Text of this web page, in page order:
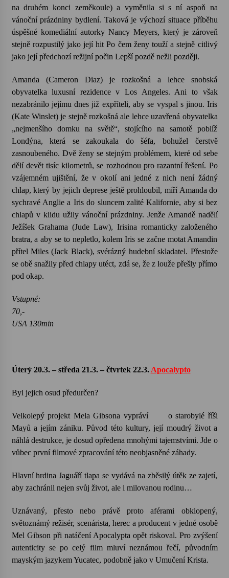
na druhém konci zeměkoule) a vyměnila si s ní aspoň na
vánoční prázdniny bydlení. Taková je výchozí situace příběhu
úspěšné komediální autorky Nancy Meyers, který je zároveň
stejně rozpustilý jako její hit Po čem ženy touží a stejně citlivý
jako její předchozí režijní počin Lepší pozdě nežli později.
Amanda (Cameron Diaz) je rozkošná a lehce snobská
obyvatelka luxusní rezidence v Los Angeles. Ani to však
nezabránilo jejímu dnes již expříteli, aby se vyspal s jinou. Iris
(Kate Winslet) je stejně rozkošná ale lehce uzavřená obyvatelka
„nejmenšího domku na světě“, stojícího na samotě poblíž
Londýna, která se zakoukala do šéfa, bohužel čerstvě
zasnoubeného. Dvě ženy se stejným problémem, které od sebe
dělí devět tisíc kilometrů, se rozhodnou pro razantní řešení. Po
vzájemném ujištění, že v okolí ani jedné z nich není žádný
chlap, který by jejich deprese ještě prohloubil, míří Amanda do
sychravé Anglie a Iris do sluncem zalité Kalifornie, aby si bez
chlapů v klidu užily vánoční prázdniny. Jenže Amandě nadělí
Ježíšek Grahama (Jude Law), Irisina romanticky založeného
bratra, a aby se to nepletlo, kolem Iris se začne motat Amandin
přítel Miles (Jack Black), svérázný hudební skladatel. Přestože
se obě snažily před chlapy utéct, zdá se, že z louže přešly přímo
pod okap.
Vstupné:
70,-
USA 130min
Úterý 20.3. – středa 21.3. – čtvrtek 22.3. Apocalypto
Byl jejich osud předurčen?
Velkolepý projekt Mela Gibsona vypráví
o starobylé říši
Mayů a jejím zániku. Původ této kultury, její moudrý život a
náhlá destrukce, je dosud opředena mnohými tajemstvími. Jde o
vůbec první filmové zpracování této neobjasněné záhady.
Hlavní hrdina Jaguáří tlapa se vydává na zběsilý útěk ze zajetí,
aby zachránil nejen svůj život, ale i milovanou rodinu…
Uznávaný, přesto nebo právě proto aférami obklopený,
světoznámý režisér, scenárista, herec a producent v jedné osobě
Mel Gibson při natáčení Apocalypta opět riskoval. Pro zvýšení
autenticity se po celý film mluví neznámou řečí, původním
mayským jazykem Yucatec, podobně jako v Umučení Krista.